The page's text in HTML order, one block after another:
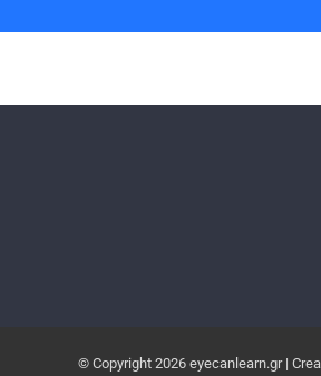
© Copyright 2026 eyecanlearn.gr |